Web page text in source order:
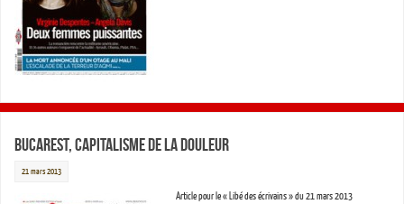
Bucarest, capitalisme de la douleur
21 mars 2013
Article pour le « Libé des écrivains » du 21 mars 2013